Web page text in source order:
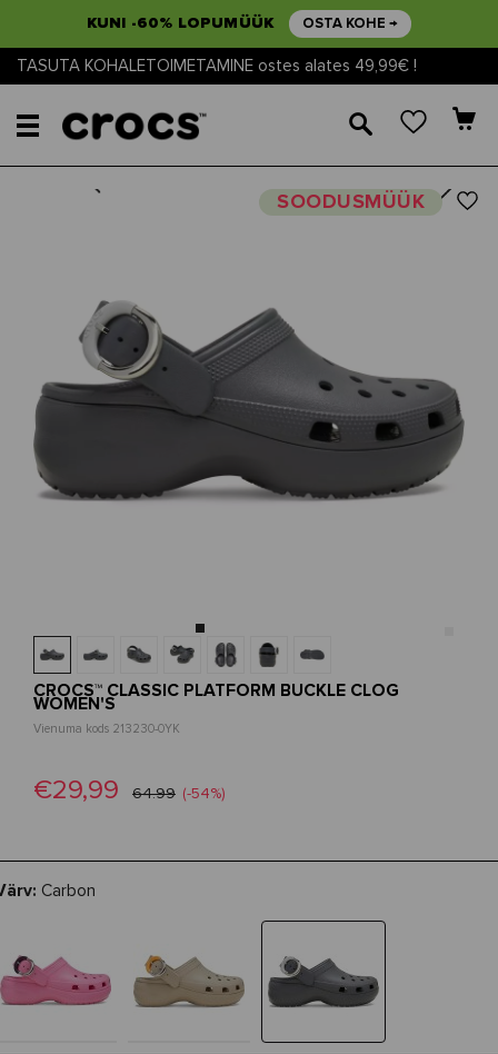
KUNI -60% LOPUMÜÜK OSTA KOHE →
TASUTA KOHALETOIMETAMINE ostes alates 49,99€ !
🔎
SOODUSMÜÜKNext
CROCS™ CLASSIC PLATFORM BUCKLE CLOG
WOMEN'S
Vienuma kods 213230-0YK
€29,99 64.99 (-54%)
Carbon